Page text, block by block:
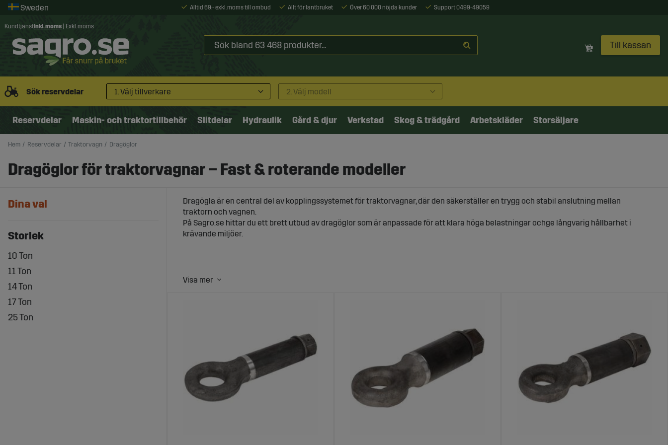
Alltid 69:- exkl. moms till ombud Allt för lantbruket Över 60 000 nöjda kunder Support 0499-49059
Kundtjänst Inkl. moms Exkl. moms
Till kassan
Sök reservdelar 1. Välj tillverkare 2. Välj modell
Reservdelar Maskin- och traktortillbehör Slitdelar Hydraulik Gård & djur Verkstad Skog & trädgård Arbetskläder Storsäljare
Hem Reservdelar Traktorvagn Dragöglor
Dragöglor för traktorvagnar – Fast & roterande modeller
Dina val
Storlek
10 Ton
11 Ton
14 Ton
17 Ton
25 Ton
Dragögla är en central del av kopplingssystemet för traktorvagnar, där den säkerställer en trygg och stabil anslutning mellan
traktorn och vagnen.
På Sagro.se hittar du ett brett utbud av dragöglor som är anpassade för att klara höga belastningar ochge långvarig hållbarhet i
krävande miljöer.
och i ojämn terräng. En robust dragögla förhindrar glapp och minskar risken för att vagnen kopplas bort oavsiktligt, vilket är
avgörande för säkerheten i arbetet.
Stort utbud av dragöglor hos Sagro
Sagro erbjuder dragöglor i flera olika storlekar och utföranden för att passa olika traktorvagnsmodeller och kopplingsbehov.
Sortimentet innehåller dragöglor som är tillverkade av slitstarka material och designade för att motstå slitage, vilket ger lång
livslängd och pålitlig prestanda.